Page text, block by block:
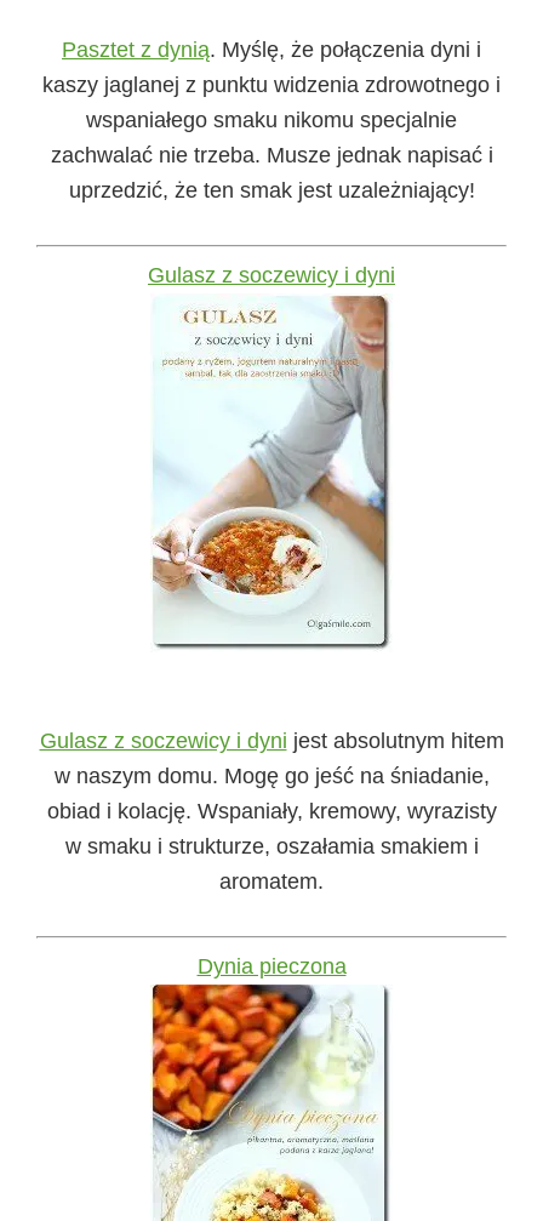
Pasztet z dynią. Myślę, że połączenia dyni i
kaszy jaglanej z punktu widzenia zdrowotnego i
wspaniałego smaku nikomu specjalnie
zachwalać nie trzeba. Musze jednak napisać i
uprzedzić, że ten smak jest uzależniający!
Gulasz z soczewicy i dyni
Gulasz z soczewicy i dyni jest absolutnym hitem
w naszym domu. Mogę go jeść na śniadanie,
obiad i kolację. Wspaniały, kremowy, wyrazisty
w smaku i strukturze, oszałamia smakiem i
aromatem.
Dynia pieczona